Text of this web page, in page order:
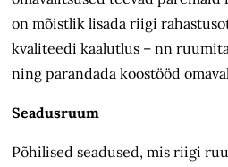
on mõistlik lisada riigi
kvaliteedi kaalutlus – nn
ning parandada koostööd
Seadusruum
Põhilised seadused, mis riigi